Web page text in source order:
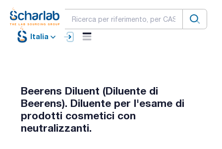
Italia
Beerens Diluent (Diluente di
Beerens). Diluente per l'esame di
prodotti cosmetici con
neutralizzanti.